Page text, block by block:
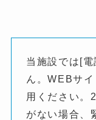
当施設では[
ん。WEBサ
用ください。
がない場合、